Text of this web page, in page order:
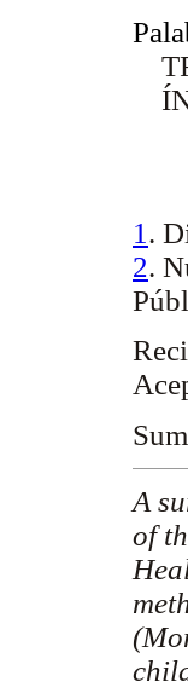
1 .
2.
A
of